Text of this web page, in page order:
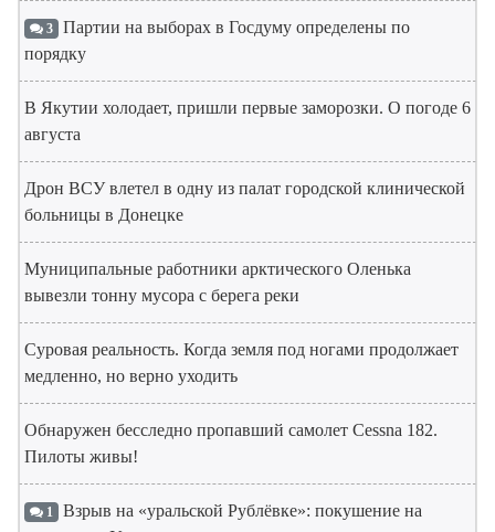
3 Партии на выборах в Госдуму определены по
порядку
В Якутии холодает, пришли первые заморозки. О погоде 6
августа
Дрон ВСУ влетел в одну из палат городской клинической
больницы в Донецке
Муниципальные работники арктического Оленька
вывезли тонну мусора с берега реки
Суровая реальность. Когда земля под ногами продолжает
медленно, но верно уходить
Обнаружен бесследно пропавший самолет Cessna 182.
Пилоты живы!
1 Взрыв на «уральской Рублёвке»: покушение на